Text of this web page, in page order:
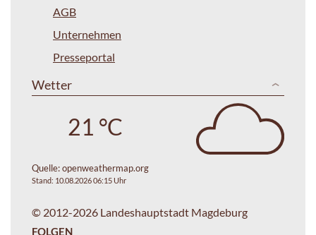
AGB
Unternehmen
Presseportal
Wetter
21 °C
Quelle:openweathermap.org
Stand: 10.08.2026 06:15 Uhr
© 2012-2026 Landeshauptstadt Magdeburg
FOLGEN